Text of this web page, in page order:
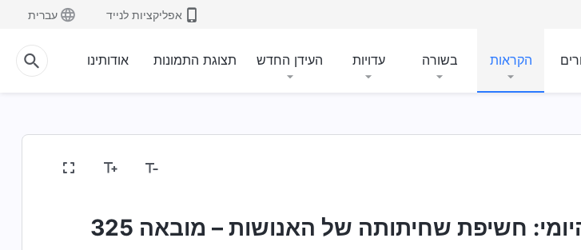
אפליקציות לנייד עברית
הקראות בשורה עדויות העידן החדש תצוגת התמונות אודותינו
חשיפת שחיתותה של האנושות – מובאה 325